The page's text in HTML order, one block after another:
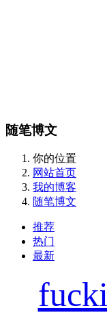
随笔博文
你的位置
网站首页
我的博客
随笔博文
推荐
热门
最新